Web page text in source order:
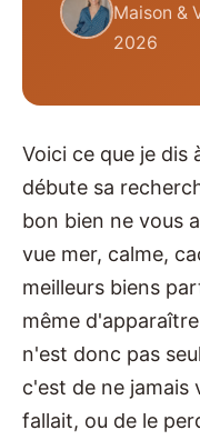
Maison &
2026
Voici ce que je dis
débute sa
bon bien ne vous
vue mer, calme,
meilleurs biens
même
n'est donc pas
c'est de ne jamais
fallait, ou de le